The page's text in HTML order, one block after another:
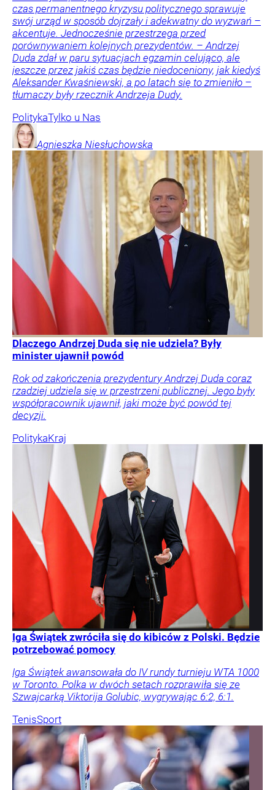
czas permanentnego kryzysu politycznego sprawuje
swój urząd w sposób dojrzały i adekwatny do wyzwań –
akcentuje. Jednocześnie przestrzega przed
porównywaniem kolejnych prezydentów. – Andrzej
Duda zdał w paru sytuacjach egzamin celująco, ale
jeszcze przez jakiś czas będzie niedoceniony, jak kiedyś
Aleksander Kwaśniewski, a po latach się to zmieniło –
tłumaczy były rzecznik Andrzeja Dudy.
PolitykaTylko u Nas
Agnieszka Niesłuchowska
Dlaczego Andrzej Duda się nie udziela? Były
minister ujawnił powód
Rok od zakończenia prezydentury Andrzej Duda coraz
rzadziej udziela się w przestrzeni publicznej. Jego były
współpracownik ujawnił, jaki może być powód tej
decyzji.
PolitykaKraj
Iga Świątek zwróciła się do kibiców z Polski. Będzie
potrzebować pomocy
Iga Świątek awansowała do IV rundy turnieju WTA 1000
w Toronto. Polka w dwóch setach rozprawiła się ze
Szwajcarką Viktorija Golubic, wygrywając 6:2, 6:1.
TenisSport